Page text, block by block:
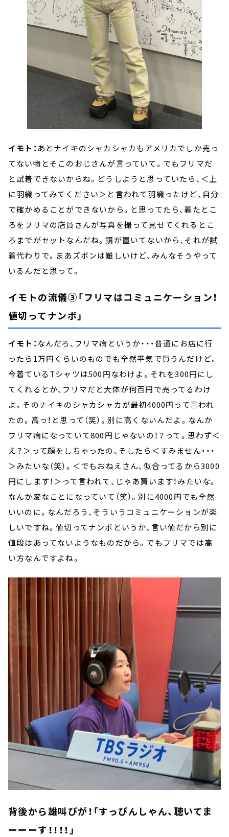
イモト： あとナイキのシャカシャカもアメリカでしか売っ
てない物とそこのおじさんが言っていて。でもフリマだ
と試着できないからね。どうしようと思っていたら、＜上
に羽織ってみてください＞と言われて羽織ったけど、自分
で確かめることができないから。と思ってたら、着たとこ
ろをフリマの店員さんが写真を撮って見せてくれるとこ
ろまでがセットなんだね。鏡が置いてないから、それが試
着代わりで。まあズボンは難しいけど、みんなそうやって
いるんだと思って。
イモトの流儀③「フリマはコミュニケーション！
値切ってナンボ」
イモト： なんだろ、フリマ病というか・・・普通にお店に行
ったら1万円くらいのものでも全然平気で買うんだけど。
今着ているTシャツは500円なわけよ。それを300円にし
てくれるとか、フリマだと大体が何百円で売ってるわけ
よ。そのナイキのシャカシャカが最初4000円って言われ
たの。高っ！と思って（笑）。別に高くないんだよ。なんか
フリマ病になっていて800円じゃないの！？って。思わず＜
え？＞って顔をしちゃったの、そしたら＜すみません・・・
＞みたいな（笑）。＜でもおねえさん、似合ってるから3000
円にします！＞って言われて、じゃあ買います！みたいな。
なんか変なことになっていて（笑）。別に4000円でも全然
いいのに。なんだろう、そういうコミュニケーションが楽
しいですね。値切ってナンボというか、言い値だから別に
値段はあってないようなものだから。でもフリマでは高
い方なんですよね。
背後から雄叫びが！「すっぴんしゃん、聴いてま
ーーーす！！！！」